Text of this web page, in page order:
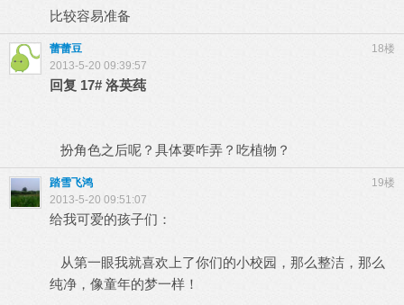
比较容易准备
18楼
蕾蕾豆
2013-5-20 09:39:57
回复 17# 洛英莼
扮角色之后呢？具体要咋弄？吃植物？
19楼
踏雪飞鸿
2013-5-20 09:51:07
给我可爱的孩子们：
从第一眼我就喜欢上了你们的小校园，那么整洁，那么
纯净，像童年的梦一样！